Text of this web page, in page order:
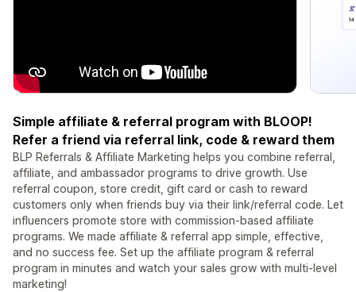
Simple affiliate & referral program with BLOOP!
Refer a friend via referral link, code & reward them
BLP Referrals & Affiliate Marketing helps you combine referral,
affiliate, and ambassador programs to drive growth. Use
referral coupon, store credit, gift card or cash to reward
customers only when friends buy via their link/referral code. Let
influencers promote store with commission-based affiliate
programs. We made affiliate & referral app simple, effective,
and no success fee. Set up the affiliate program & referral
program in minutes and watch your sales grow with multi-level
marketing!